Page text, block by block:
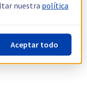
nuestra política
Aceptar todo